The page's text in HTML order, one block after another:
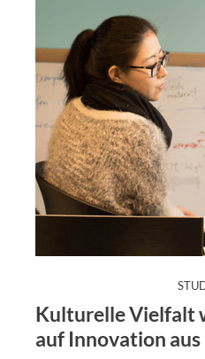
Kulturelle Vielfalt
auf Innovation aus